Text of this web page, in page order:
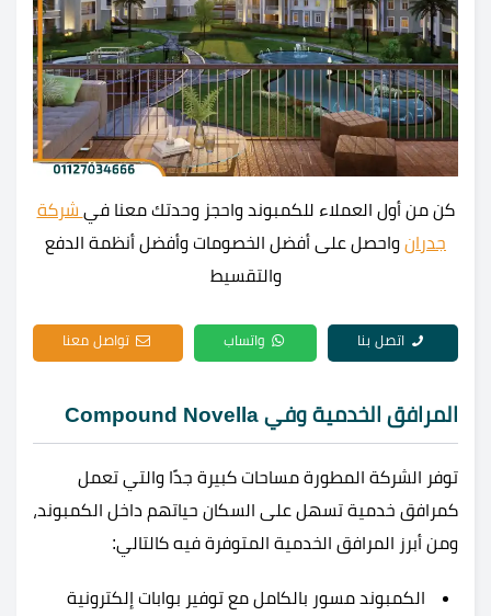
كن من أول العملاء للكمبوند واحجز وحدتك معنا في شركة
جدران واحصل على أفضل الخصومات وأفضل أنظمة الدفع
والتقسيط
اتصل بنا واتساب تواصل معنا
المرافق الخدمية وفي Compound Novella
توفر الشركة المطورة مساحات كبيرة جدًا والتي تعمل
كمرافق خدمية تسهل على السكان حياتهم داخل الكمبوند،
ومن أبرز المرافق الخدمية المتوفرة فيه كالتالي:
الكمبوند مسور بالكامل مع توفير بوابات إلكترونية